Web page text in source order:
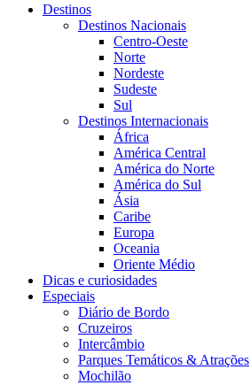
Destinos
Destinos Nacionais
Centro-Oeste
Norte
Nordeste
Sudeste
Sul
Destinos Internacionais
África
América Central
América do Norte
América do Sul
Ásia
Caribe
Europa
Oceania
Oriente Médio
Dicas e curiosidades
Especiais
Diário de Bordo
Cruzeiros
Intercâmbio
Parques Temáticos & Atrações
Mochilão